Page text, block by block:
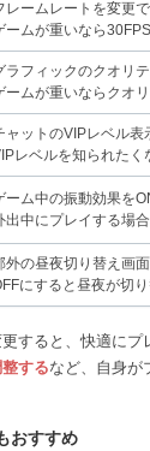
レームレートを変更
ームが重いなら
ラフィックのクオリ
ームが重いならクオ
ャットのVIPレベル表
レベルを知られたく
ーム中の振動効果を
出中にプレイする場
外の昼夜切り替え画
にすると昼夜が切
すると、快適にプ
するなど、自身が
おすすめ